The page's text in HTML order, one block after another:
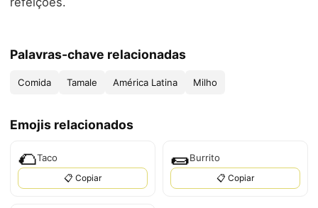
Palavras-chave relacionadas
Comida Tamale América Latina Milho
Emojis relacionados
🌮Taco
📋 Copiar
🌯Burrito
📋 Copiar